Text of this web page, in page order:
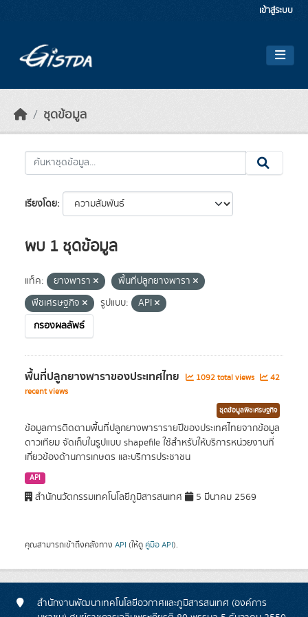
เข้าสู่ระบบ
ชุดข้อมูล
เรียงโดย
พบ 1 ชุดข้อมูล
แท็ค: ยางพารา
พื้นที่ปลูกยางพารา
พืชเศรษฐกิจ
รูปแบบ:
API
กรองผลลัพธ์
พื้นที่ปลูกยางพาราของประเทศไทย 1092 total views
42
recent views
ชุดข้อมูลพืชเศรษฐกิจ
ข้อมูลการติดตามพื้นที่ปลูกยางพารารายปีของประเทศไทยจากข้อมูล
ดาวเทียม จัดเก็บในรูปแบบ shapefile ใช้สำหรับให้บริการหน่วยงานที่
เกี่ยวข้องด้านการเกษตร และบริการประชาชน
API
สำนักนวัตกรรมเทคโนโลยีภูมิสารสนเทศ 5 มีนาคม 2569
คุณสามารถเข้าถึงคลังทาง API (ให้ดู คู่มือ API).
สำนักงานพัฒนาเทคโนโลยีอวกาศและภูมิสารสนเทศ (องค์การ